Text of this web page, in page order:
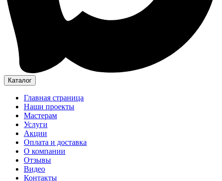
Каталог
Главная страница
Наши проекты
Мастерам
Услуги
Акции
Оплата и доставка
О компании
Отзывы
Видео
Контакты